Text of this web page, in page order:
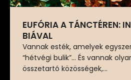
EUFÓRIA A TÁNCTÉREN:
BIÁVAL
Vannak esték, amelyek
“hétvégi bulik”… És vannak
összetartó közösségek,...